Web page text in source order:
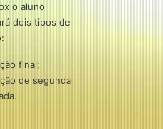
o aluno
dois tipos de
final;
de segunda